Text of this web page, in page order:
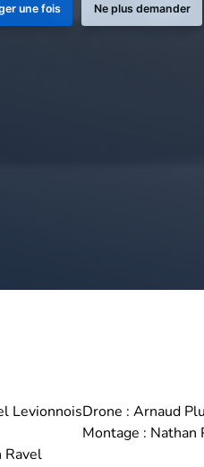
une fois Ne plus demander
Levionnois
Ravel
Drone : Arnaud
Montage : Nathan